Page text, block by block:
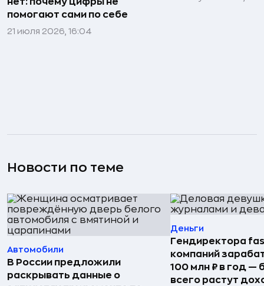
помогают сами по себе
21 июля 2026, 16:04
Новости по теме
Автомобили
В России предложили
раскрывать данные о
Деньги
Гендиректора
компаний
100 млн ₽ в год —
всего растут